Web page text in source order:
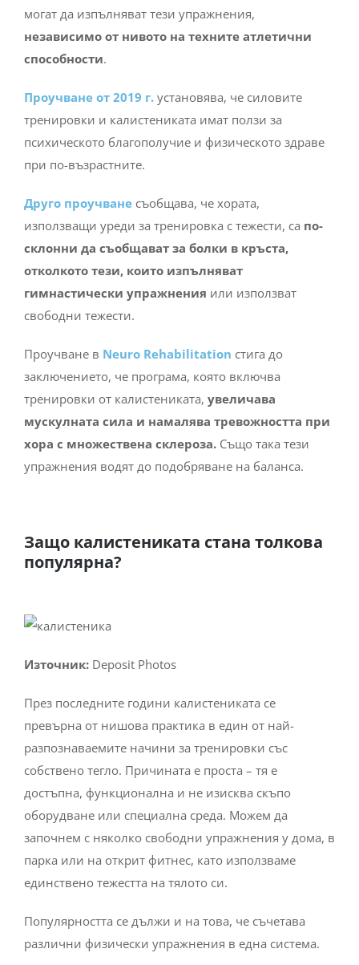
могат да изпълняват тези упражнения,
независимо от нивото на техните атлетични
способности.
Проучване от 2019 г.установява, че силовите
тренировки и калистениката имат ползи за
психическото благополучие и физическото здраве
при по-възрастните.
Друго проучване съобщава, че хората,
използващи уреди за тренировка с тежести, са по-
склонни да съобщават за болки в кръста,
отколкото тези, които изпълняват
гимнастически упражнения или използват
свободни тежести.
Проучване в Neuro Rehabilitation стига до
заключението, че програма, която включва
тренировки от калистениката, увеличава
мускулната сила и намалява тревожността при
хора с множествена склероза. Също така тези
упражнения водят до подобряване на баланса.
Защо калистениката стана толкова
популярна?
Източник:Deposit Photos
През последните години калистениката се
превърна от нишова практика в един от най-
разпознаваемите начини за тренировки със
собствено тегло. Причината е проста – тя е
достъпна, функционална и не изисква скъпо
оборудване или специална среда. Можем да
започнем с няколко свободни упражнения у дома, в
парка или на открит фитнес, като използваме
единствено тежестта на тялото си.
Популярността се дължи и на това, че съчетава
различни физически упражнения в една система.